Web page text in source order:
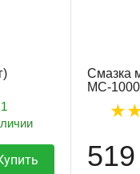
1
Смазка
МС-1000
519